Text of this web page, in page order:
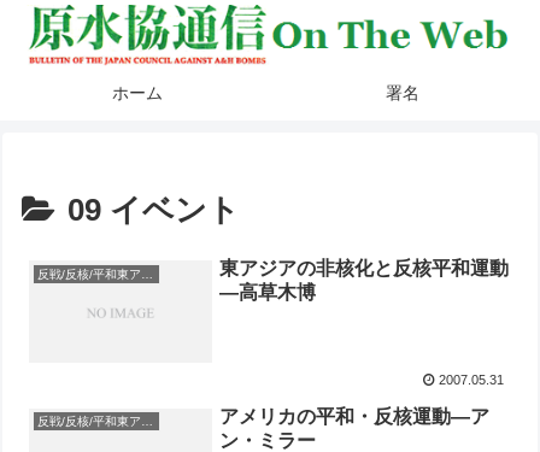
ホーム 署名
09 イベント
東アジアの非核化と反核平和運動
―高草木博
2007.05.31
反戦/反核/平和東アジア国際会議
アメリカの平和・反核運動―ア
ン・ミラー